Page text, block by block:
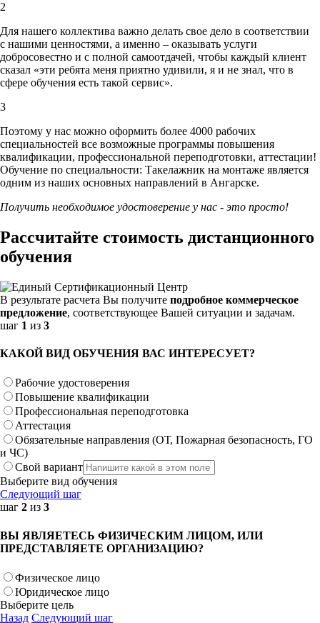
2
Для нашего коллектива важно делать свое дело в соответствии
с нашими ценностями, а именно – оказывать услуги
добросовестно и с полной самоотдачей, чтобы каждый клиент
сказал «эти ребята меня приятно удивили, я и не знал, что в
сфере обучения есть такой сервис».
3
Поэтому у нас можно оформить более 4000 рабочих
специальностей все возможные программы повышения
квалификации, профессиональной переподготовки, аттестации!
Обучение по специальности: Такелажник на монтаже является
одним из наших основных направлений в Ангарске.
Получить необходимое удостоверение у нас - это просто!
Рассчитайте стоимость дистанционного
обучения
В результате расчета Вы получите подробное коммерческое
предложение, соответствующее Вашей ситуации и задачам.
шаг 1 из 3
КАКОЙ ВИД ОБУЧЕНИЯ ВАС ИНТЕРЕСУЕТ?
Рабочие удостоверения
Повышение квалификации
Профессиональная переподготовка
Аттестация
Обязательные направления (ОТ, Пожарная безопасность, ГО
и ЧС)
Свой вариант
Выберите вид обучения
Следующий шаг
шаг 2 из 3
ВЫ ЯВЛЯЕТЕСЬ ФИЗИЧЕСКИМ ЛИЦОМ, ИЛИ
ПРЕДСТАВЛЯЕТЕ ОРГАНИЗАЦИЮ?
Физическое лицо
Юридическое лицо
Выберите цель
Назад Следующий шаг